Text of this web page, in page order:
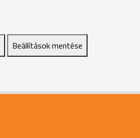
Beállítások mentése